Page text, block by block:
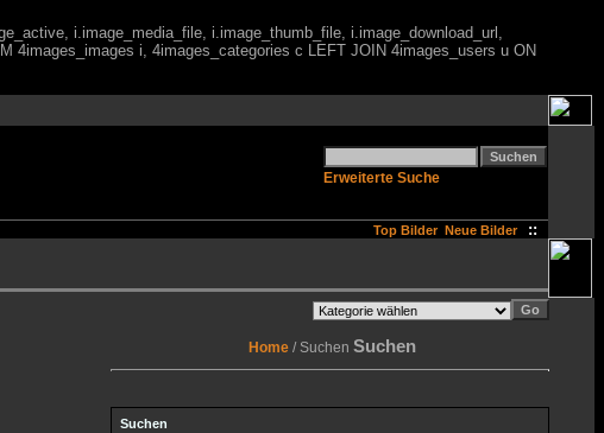
i.image_media_file, i.image_thumb_file, i.image_download_url,
4images_images i, 4images_categories c LEFT JOIN 4images_users u ON
Erweiterte Suche
Top Bilder Neue Bilder ::
Home / Suchen Suchen
Suchen